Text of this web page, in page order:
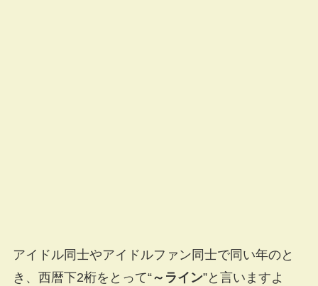
アイドル同士やアイドルファン同士で同い年のと
き、西暦下2桁をとって“～ライン”と言いますよ